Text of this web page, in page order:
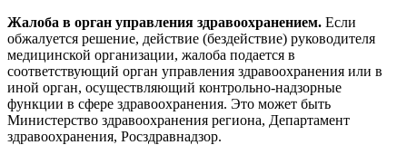
Жалоба в орган управления здравоохранением. Если
обжалуется решение, действие (бездействие) руководителя
медицинской организации, жалоба подается в
соответствующий орган управления здравоохранения или в
иной орган, осуществляющий контрольно-надзорные
функции в сфере здравоохранения. Это может быть
Министерство здравоохранения региона, Департамент
здравоохранения, Росздравнадзор.